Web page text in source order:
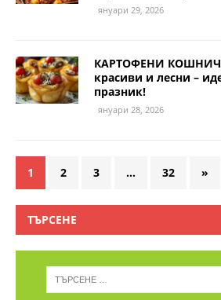
януари 29, 2026
КАРТОФЕНИ
красиви и лесни –
празник!
януари 28, 2026
1 2 3 … 32 »
ТЪРСЕНЕ